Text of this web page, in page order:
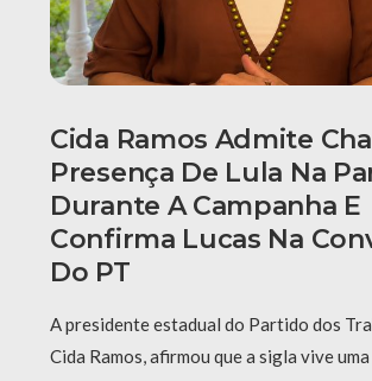
Cida Ramos Admite
Presença De Lula Na
Durante A Campanha E
Confirma Lucas Na
Do PT
A presidente estadual do Partido dos
Cida Ramos, afirmou que a sigla vive